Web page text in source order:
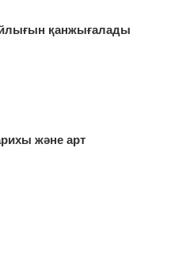
қанжығалады
және арт